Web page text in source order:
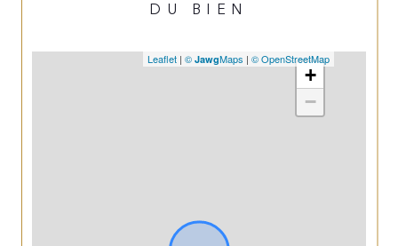
DU BIEN
+
−
Leaflet | © JawgMaps | © OpenStreetMap